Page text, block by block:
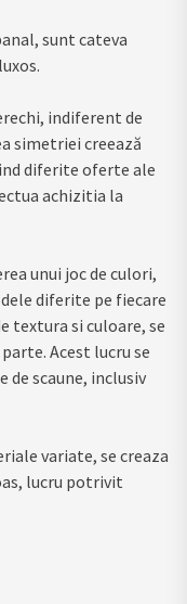
sunt cateva
indiferent de
simetriei creează
diferite oferte ale
achizitia la
unui joc de culori,
diferite pe fiecare
textura si culoare, se
Acest lucru se
de scaune, inclusiv
variate, se creaza
lucru potrivit